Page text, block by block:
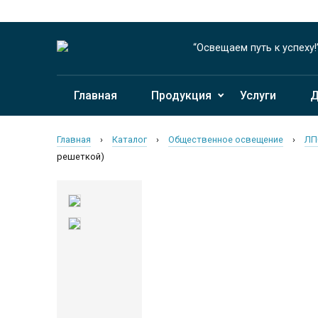
“Освещаем путь к
Главная Продукция Услуги
Главная › Каталог › Общественное освещение ›
решеткой)